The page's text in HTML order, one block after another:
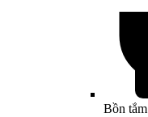
Bồn tắm